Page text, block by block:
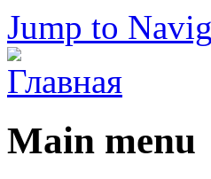
Jump to
Main menu